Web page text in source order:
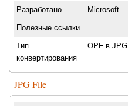
Разработано Microsoft
Полезные ссылки
Тип
конвертирования
OPF в JPG
JPG File